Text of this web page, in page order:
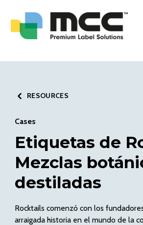
RESOURCES
Cases
Etiquetas de
Mezclas
destiladas
Rocktails comenzó con los
arraigada historia en el mundo de la